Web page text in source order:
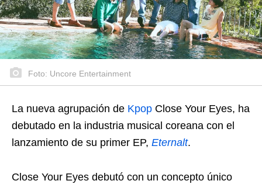
Foto: Uncore Entertainment
La nueva agrupación de Kpop Close Your Eyes, ha
debutado en la industria musical coreana con el
lanzamiento de su primer EP, Eternalt.
Close Your Eyes debutó con un concepto único